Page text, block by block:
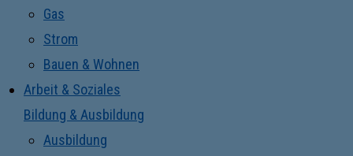
Gas
Strom
Bauen & Wohnen
Arbeit & Soziales
Bildung & Ausbildung
Ausbildung